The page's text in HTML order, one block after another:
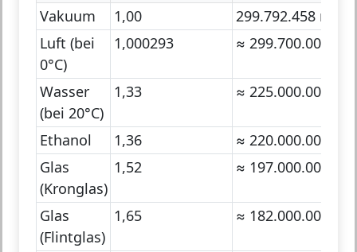
Vakuum
1,00
299.792.458 m/s
Luft (bei
0°C)
1,000293 ≈ 299.700.000 m/
Wasser
(bei 20°C)
1,33 ≈ 225.000.000 m/
Ethanol 1,36
≈ 220.000.000 m/
Glas
(Kronglas)
1,52 ≈ 197.000.000 m/
Glas
(Flintglas)
1,65 ≈ 182.000.000 m/